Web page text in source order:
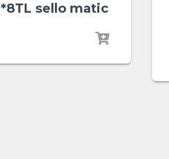
sello matic